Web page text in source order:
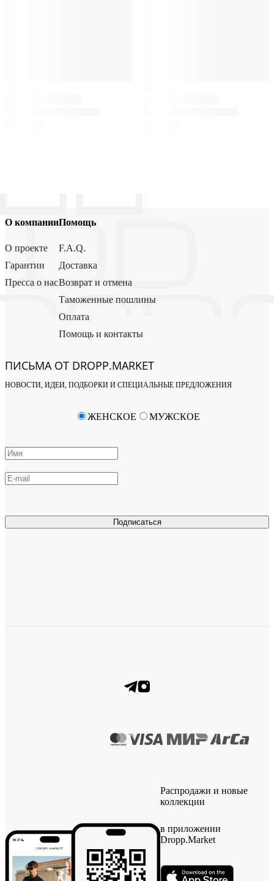
О компании
О проекте
Гарантии
Пресса о нас
Помощь
F.A.Q.
Доставка
Возврат и отмена
Таможенные пошлины
Оплата
Помощь и контакты
ПИСЬМА ОТ DROPP.MARKET
НОВОСТИ, ИДЕИ, ПОДБОРКИ И СПЕЦИАЛЬНЫЕ ПРЕДЛОЖЕНИЯ
Подписаться
ЖЕНСКОЕ МУЖСКОЕ
Распродажи и новые
коллекции
в приложении
Dropp.Market